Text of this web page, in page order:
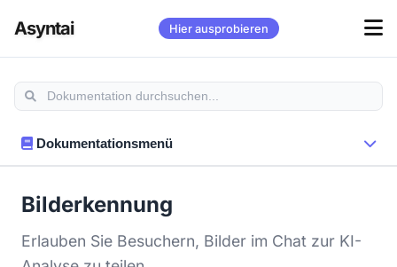
Asyntai Hier ausprobieren
Dokumentationsmenü
Bilderkennung
Erlauben Sie Besuchern, Bilder im Chat zur KI-